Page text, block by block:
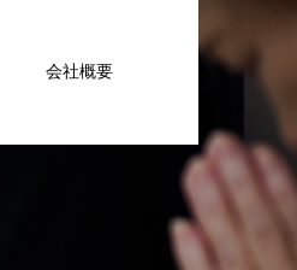
会社概要